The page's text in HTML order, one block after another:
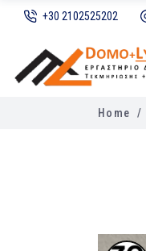
+30 2102525202
Home /